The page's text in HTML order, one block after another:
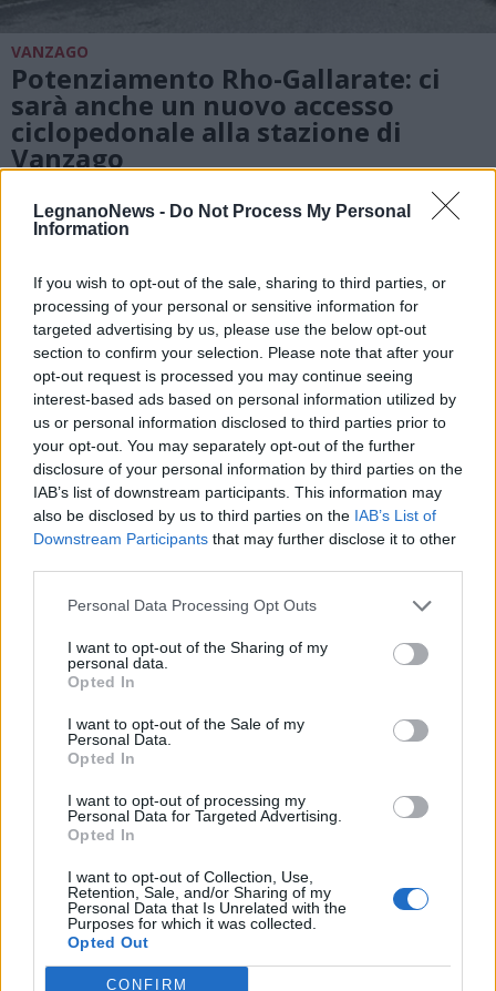
LegnanoNews - Do Not Process My Personal
Information
If you wish to opt-out of the sale, sharing to third parties, or
processing of your personal or sensitive information for
targeted advertising by us, please use the below opt-out
section to confirm your selection. Please note that after your
opt-out request is processed you may continue seeing
interest-based ads based on personal information utilized by
us or personal information disclosed to third parties prior to
your opt-out. You may separately opt-out of the further
disclosure of your personal information by third parties on the
IAB’s list of downstream participants. This information may
also be disclosed by us to third parties on the IAB’s List of
Downstream Participants that may further disclose it to other
Personal Data Processing Opt Outs
I want to opt-out of the Sharing of my
personal data.
Opted In
I want to opt-out of the Sale of my
Personal Data.
Opted In
I want to opt-out of processing my
Personal Data for Targeted Advertising.
Opted In
I want to opt-out of Collection, Use,
Retention, Sale, and/or Sharing of my
Personal Data that Is Unrelated with the
Purposes for which it was collected.
Opted Out
CONFIRM
VANZAGO
Potenziamento Rho-Gallarate: ci
sarà anche un nuovo accesso
ciclopedonale alla stazione di
Vanzago
Mantenimento sottopasso a
Vanzago, la soddisfazione del Pd:
“Seguiremo con attenzione
l’evoluzione del 4° binario”